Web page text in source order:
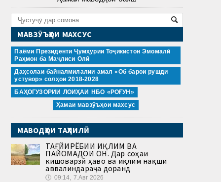
МАВЗӮЪҲОИ МАХСУС
Паёми Президенти Ҷумҳурии Тоҷикистон Эмомалӣ
Раҳмон ба Маҷлиси Олӣ
Даҳсолаи байналмилалии амал «Об барои рушди
устувор» солҳои 2018-2028
БАҲОГУЗОРИИ ЛОИҲАИ НБО «РОҒУН»
Ҳамаи мавзӯъҳои махсус
МАВОДҲОИ ТАҲЛИЛӢ
ТАҒЙИРЁБИИ ИҚЛИМ ВА
ПАЙОМАДҲОИ ОН. Дар соҳаи
кишоварзӣ ҳаво ва иқлим нақши
аввалиндараҷа доранд
🕔 09:14, 7.Авг 2026